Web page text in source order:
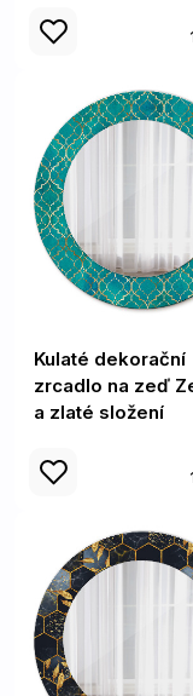
Kulaté dekorační
zrcadlo na zeď
a zlaté složení